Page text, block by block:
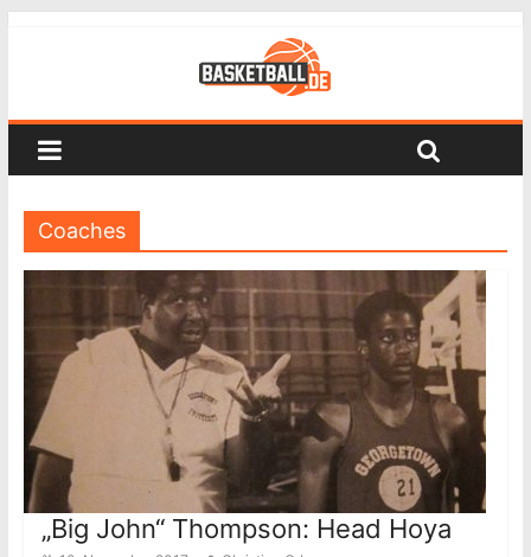
Coaches
„Big John“ Thompson: Head Hoya